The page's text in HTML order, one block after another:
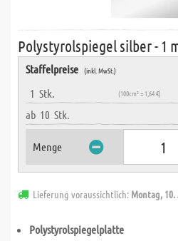
Polystyrolspiegel silber - 1
Staffelpreise (inkl. MwSt.)
1 Stk. (100cm² = 1,64 €)
ab 10 Stk.
Menge
Lieferung voraussichtlich: Montag,
Polystyrolspiegelplatte